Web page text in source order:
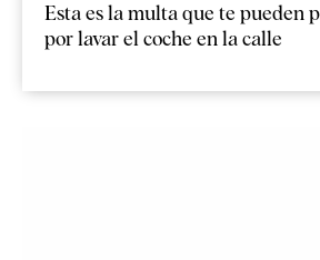
Esta es la multa que te pueden
por lavar el coche en la calle